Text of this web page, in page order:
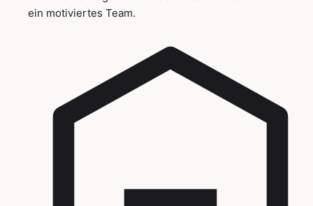
ein motiviertes Team.